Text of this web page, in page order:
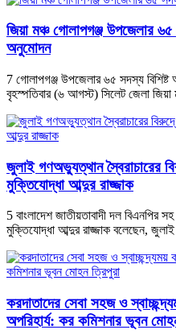
জিয়া মঞ্চ গোলাপগঞ্জ উপজেলার
অনুমোদন
7 গোলাপগঞ্জ উপজেলার ৬৫ সদস্য
বৃহস্পতিবার (৬ আগস্ট) সিলেট জেলা জিয়া
জুলাই গণঅভ্যুত্থান স্বৈরাচারের
মুক্তিযোদ্ধা আব্দুর রাজ্জাক
5 বাংলাদেশ জাতীয়তাবাদী দল বিএনপির
মুক্তিযোদ্ধা আব্দুর রাজ্জাক বলেছেন,
করদাতাদের সেবা সহজ ও
অপরিহার্য: কর কমিশনার ভূবন